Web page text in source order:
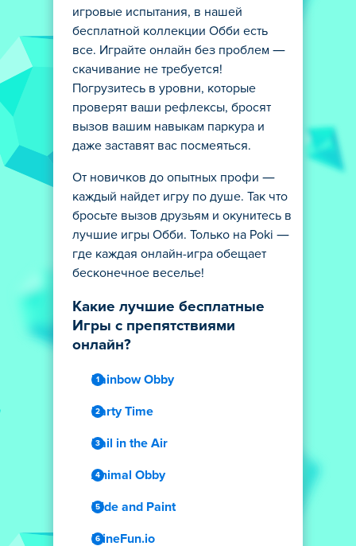
игровые испытания, в нашей
бесплатной коллекции Обби есть
все. Играйте онлайн без проблем —
скачивание не требуется!
Погрузитесь в уровни, которые
проверят ваши рефлексы, бросят
вызов вашим навыкам паркура и
даже заставят вас посмеяться.
От новичков до опытных профи —
каждый найдет игру по душе. Так что
бросьте вызов друзьям и окунитесь в
лучшие игры Обби. Только на Poki —
где каждая онлайн-игра обещает
бесконечное веселье!
Какие лучшие бесплатные
Игры с препятствиями
онлайн?
Rainbow Obby
Party Time
Rail in the Air
Animal Obby
Hide and Paint
MineFun.io